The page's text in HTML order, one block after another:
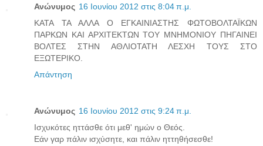
Ανώνυμος 16 Ιουνίου 2012 στις 8:04 π.μ.
ΚΑΤΑ ΤΑ ΑΛΛΑ Ο ΕΓΚΑΙΝΙΑΣΤΗΣ ΦΩΤΟΒΟΛΤΑΪΚΩΝ
ΠΑΡΚΩΝ ΚΑΙ ΑΡΧΙΤΕΚΤΩΝ ΤΟΥ ΜΝΗΜΟΝΙΟΥ ΠΗΓΑΙΝΕΙ
ΒΟΛΤΕΣ ΣΤΗΝ ΑΘΛΙΟΤΑΤΗ ΛΕΣΧΗ ΤΟΥΣ ΣΤΟ
ΕΞΩΤΕΡΙΚΟ.
Απάντηση
Ανώνυμος 16 Ιουνίου 2012 στις 9:24 π.μ.
Ισχυκότες ηττάσθε ότι μεθ' ημών ο Θεός.
Εάν γαρ πάλιν ισχύσητε, και πάλιν ηττηθήσεσθε!